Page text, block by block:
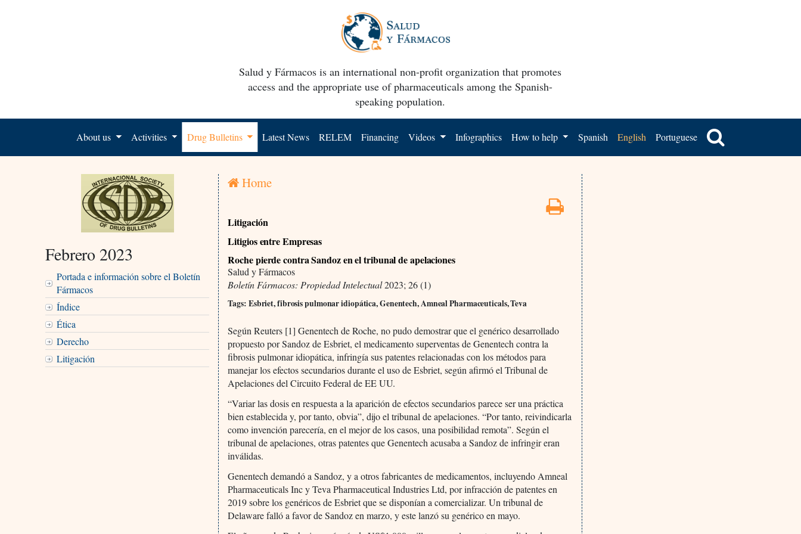
Salud y Fármacos is an international non-profit organization that promotes
access and the appropriate use of pharmaceuticals among the Spanish-
speaking population.
About us Activities Drug Bulletins Latest News RELEM Financing Videos Infographics How to help Spanish English Portuguese
Febrero 2023
Portada e información sobre el Boletín
Fármacos
Índice
Ética
Derecho
Litigación
Home
Litigación
Litigios entre Empresas
Roche pierde contra Sandoz en el tribunal de apelaciones
Salud y Fármacos
Boletín Fármacos: Propiedad Intelectual2023; 26 (1)
Tags: Esbriet, fibrosis pulmonar idiopática, Genentech, Amneal Pharmaceuticals, Teva
Según Reuters [1] Genentech de Roche, no pudo demostrar que el genérico desarrollado
propuesto por Sandoz de Esbriet, el medicamento superventas de Genentech contra la
fibrosis pulmonar idiopática, infringía sus patentes relacionadas con los métodos para
manejar los efectos secundarios durante el uso de Esbriet, según afirmó el Tribunal de
Apelaciones del Circuito Federal de EE UU.
“Variar las dosis en respuesta a la aparición de efectos secundarios parece ser una práctica
bien establecida y, por tanto, obvia”, dijo el tribunal de apelaciones. “Por tanto, reivindicarla
como invención parecería, en el mejor de los casos, una posibilidad remota”. Según el
tribunal de apelaciones, otras patentes que Genentech acusaba a Sandoz de infringir eran
inválidas.
Genentech demandó a Sandoz, y a otros fabricantes de medicamentos, incluyendo Amneal
Pharmaceuticals Inc y Teva Pharmaceutical Industries Ltd, por infracción de patentes en
2019 sobre los genéricos de Esbriet que se disponían a comercializar. Un tribunal de
Delaware falló a favor de Sandoz en marzo, y este lanzó su genérico en mayo.